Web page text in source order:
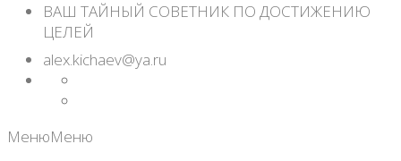
ВАШ ТАЙНЫЙ СОВЕТНИК ПО ДОСТИЖЕНИЮ
ЦЕЛЕЙ
alex.kichaev@ya.ru
МенюМеню